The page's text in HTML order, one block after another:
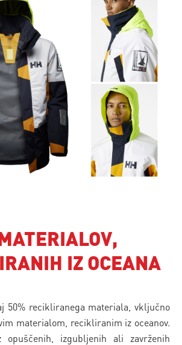
IZ OCEANA
50% recikliranega materiala, vključno
materialom, recikliranim iz oceanov.
izgubljenih ali zavrženih